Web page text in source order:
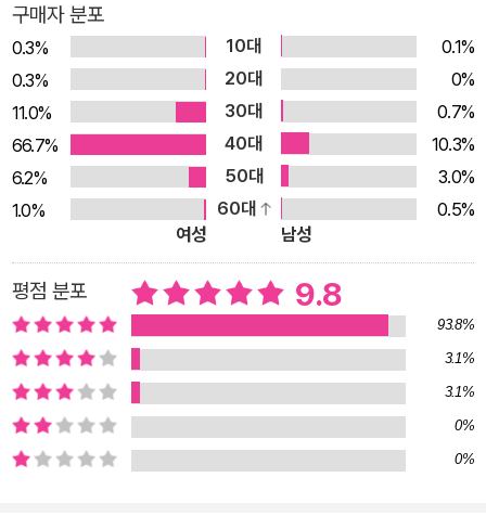
들은 결국 갈등과 위험을 부르고, 자기 자신뿐만 아니라 공동체
전체를 혼란에 빠뜨리지요. 이 작품은 분명히 공동체의 약속을 깨
버리는 무책임한 행동의 잘못된 점을 한 번 더 고민해 보게 하는
이야기이기는 하지만 박현숙 작가는 그 지점에서 이야기를 멈추
지 않습니다. 개인행동으로 공동체를 위험에 빠뜨린 아이들을 탓
하고 미워하기보다는 사랑으로 감싸고, 모두 함께 힘을 합쳐 구조
해 내는 여진이의 모습은, 읽는 사람으로 하여금 한 단계 더 나아
나갈 때, 그리고 서로가 서로에게 배려하는 마음을 잊지 않을 때,
어떤 위기든 진정으로 극복해 나갈 수 있다는 점을 배울 수 있게
해 주지요. 여진이와 친구들의 흥미진진한 기차역에서의 한바탕
소동을 따라가다 보면, 어린이 독자들은 틀림없이 지금 이 시대의
위기를 극복할 열쇠인 ‘함께’라는 것의 소중함을 깨달을 수 있을
것입니다. 《수상한 기차역》을 통해 더 많은 어린이들이 좀 더 현
명하게 현실의 위기를 이겨 낼 수 있는 지혜를 얻기를 기대해 봅
구매자 분포
0.3% 10대
0.1%
0.3%
20대
0%
11.0%
30대
0.7%
66.7%
40대
10.3%
6.2%
50대
3.0%
1.0%
60대
0.5%
여성
남성
평점 분포 9.8
93.8%
3.1%
3.1%
0%
0%